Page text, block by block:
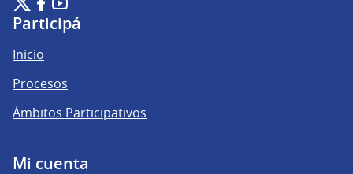
(Enlace externo)
(Enlace externo)
(Enlace externo)
Participá
Inicio
Procesos
Ámbitos Participativos
Mi cuenta